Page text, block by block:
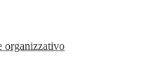
organizzativo